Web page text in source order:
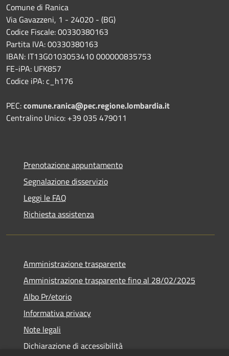
Comune di Ranica
Via Gavazzeni, 1 - 24020 - (BG)
Codice Fiscale: 00330380163
Partita IVA: 00330380163
IBAN: IT13G0103053410 000000835753
FE-iPA: UFK857
Codice iPA: c_h176
PEC:comune.ranica@pec.regione.lombardia.it
Centralino Unico: +39 035 479011
Prenotazione appuntamento
Segnalazione disservizio
Leggi le FAQ
Richiesta assistenza
Amministrazione trasparente
Amministrazione trasparente fino al 28/02/2025
Albo Pr/etorio
Informativa privacy
Note legali
Dichiarazione di accessibilità